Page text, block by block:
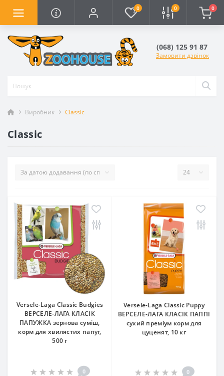
0 0 0
(068) 125 91 87
Замовити дзвінок
Виробник Classic
Classic
Versele-Laga Classic Вudgies
ВЕРСЕЛЕ-ЛАГА КЛАСІК
ПАПУЖКА зернова суміш,
корм для хвилястих папуг,
500 г
0
Versele-Laga Classic Puppy
ВЕРСЕЛЕ-ЛАГА КЛАСІК ПАППІ
сухий преміум корм для
цуценят, 10 кг
0